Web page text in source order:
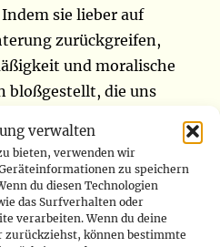
verwalten
bieten, verwenden wir
zu speichern
du diesen Technologien
das Surfverhalten oder
verarbeiten. Wenn du deine
können bestimmte
sie lieber auf
zurückgreifen,
und moralische
bloßgestellt, die uns
wie Gentiny Ngobila,
und
ACP, Alliance des
Wie die kongolesische